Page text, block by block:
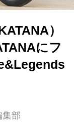
）
にフ
集部